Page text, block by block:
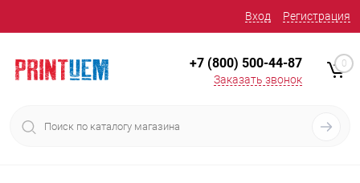
Вход Регистрация
+7 (800) 500-44-87
Заказать звонок
0